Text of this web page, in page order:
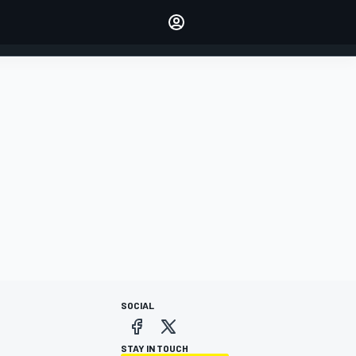
ACCEDI
SOCIAL
STAY IN TOUCH